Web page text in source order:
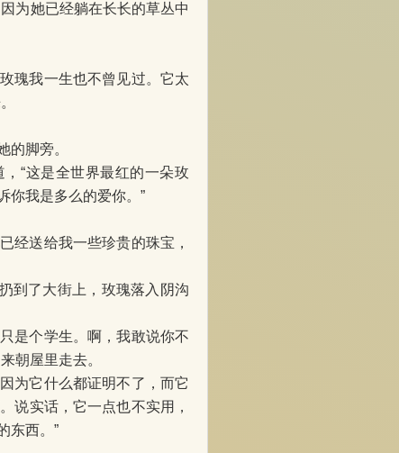
为她已经躺在长长的草丛中
瑰我一生也不曾见过。它太
的脚旁。
“这是全世界最红的一朵玫
你我是多么的爱你。”
经送给我一些珍贵的珠宝，
到了大街上，玫瑰落入阴沟
是个学生。啊，我敢说你不
朝屋里走去。
为它什么都证明不了，而它
说实话，它一点也不实用，
东西。”